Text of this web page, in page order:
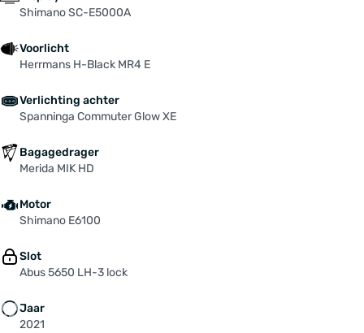
Shimano SC-E5000A
Voorlicht
Herrmans H-Black MR4 E
Verlichting achter
Spanninga Commuter Glow XE
Bagagedrager
Merida MIK HD
Motor
Shimano E6100
Slot
Abus 5650 LH-3 lock
Jaar
2021